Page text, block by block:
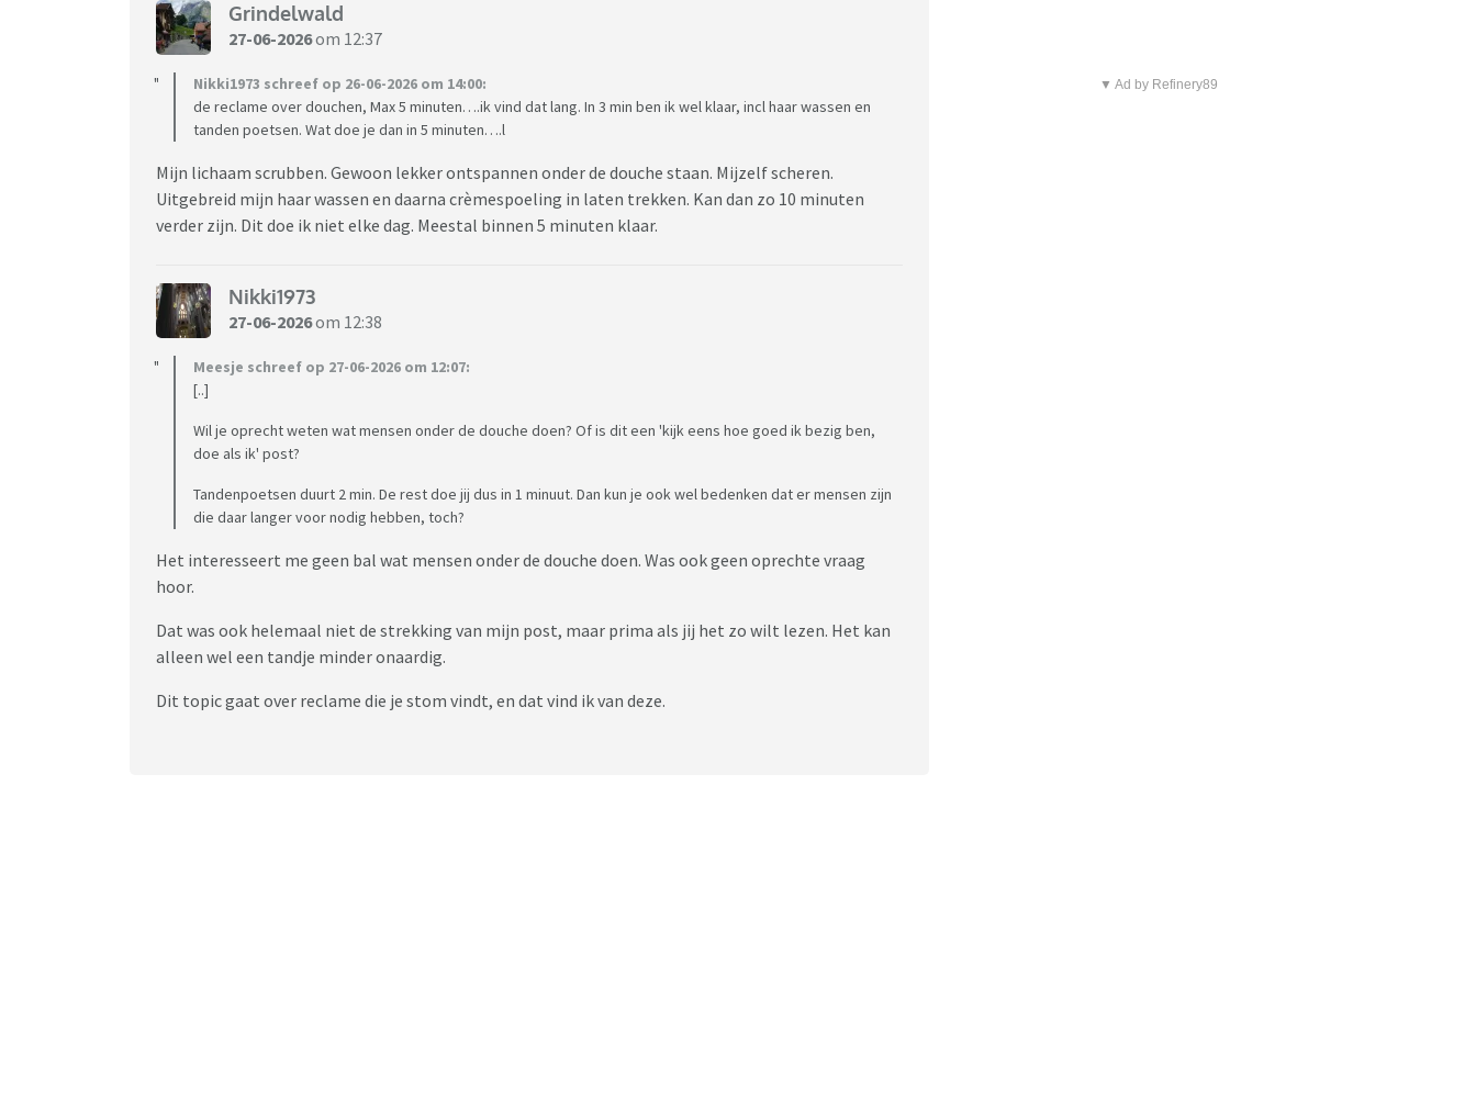
Grindelwald
27-06-2026om 12:37
Nikki1973 schreef op 26-06-2026 om 14:00:
de reclame over douchen, Max 5 minuten….ik vind dat lang. In 3 min ben ik wel klaar, incl haar wassen en
tanden poetsen. Wat doe je dan in 5 minuten….l
Mijn lichaam scrubben. Gewoon lekker ontspannen onder de douche staan. Mijzelf scheren.
Uitgebreid mijn haar wassen en daarna crèmespoeling in laten trekken. Kan dan zo 10 minuten
verder zijn. Dit doe ik niet elke dag. Meestal binnen 5 minuten klaar.
Nikki1973
27-06-2026om 12:38
Meesje schreef op 27-06-2026 om 12:07:
[..]
Wil je oprecht weten wat mensen onder de douche doen? Of is dit een 'kijk eens hoe goed ik bezig ben,
doe als ik' post?
Tandenpoetsen duurt 2 min. De rest doe jij dus in 1 minuut. Dan kun je ook wel bedenken dat er mensen zijn
die daar langer voor nodig hebben, toch?
Het interesseert me geen bal wat mensen onder de douche doen. Was ook geen oprechte vraag
hoor.
Dat was ook helemaal niet de strekking van mijn post, maar prima als jij het zo wilt lezen. Het kan
alleen wel een tandje minder onaardig.
Dit topic gaat over reclame die je stom vindt, en dat vind ik van deze.
▼ Ad by Refinery89